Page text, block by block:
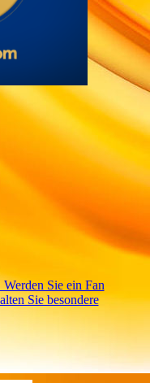
Sie ein Fan
Sie besondere